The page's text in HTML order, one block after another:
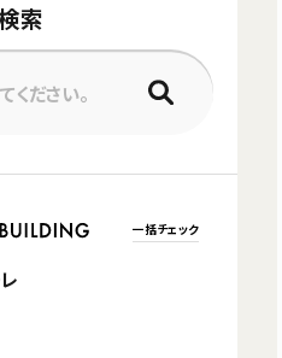
索
ださい。
一括チェック